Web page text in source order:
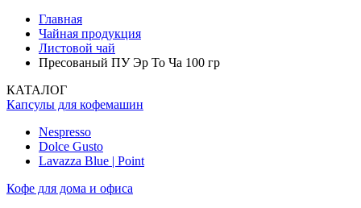
Главная
Чайная продукция
Листовой чай
Пресованый ПУ Эр То Ча 100 гр
КАТАЛОГ
Капсулы для кофемашин
Nespresso
Dolce Gusto
Lavazza Blue | Point
Кофе для дома и офиса